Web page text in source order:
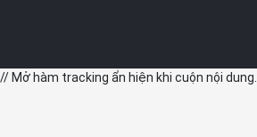
// Mở hàm tracking ẩn hiện khi cuộn nội dung.